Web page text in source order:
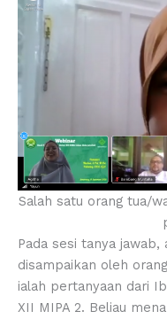
Salah satu orang tua/
Pada sesi tanya
disampaikan oleh
ialah pertanyaan dari
XII MIPA 2. Beliau